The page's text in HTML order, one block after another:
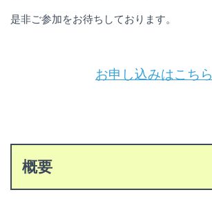
是非ご参加をお待ちしております。
お申し込みはこちら
概要